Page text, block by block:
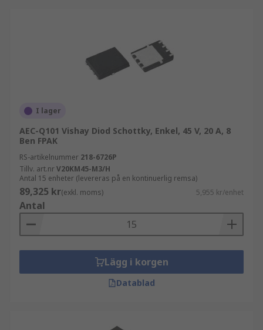
I lager
AEC-Q101 Vishay Diod Schottky, Enkel, 45 V, 20 A, 8
Ben FPAK
RS-artikelnummer 218-6726P
Tillv. art.nrV20KM45-M3/H
Antal 15 enheter (levereras på en kontinuerlig remsa)
89,325 kr(exkl. moms) 5,955 kr/enhet
Antal
Lägg i korgen
Datablad